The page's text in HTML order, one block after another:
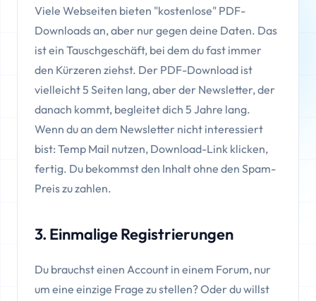
Viele Webseiten bieten "kostenlose" PDF-
Downloads an, aber nur gegen deine Daten. Das
ist ein Tauschgeschäft, bei dem du fast immer
den Kürzeren ziehst. Der PDF-Download ist
vielleicht 5 Seiten lang, aber der Newsletter, der
danach kommt, begleitet dich 5 Jahre lang.
Wenn du an dem Newsletter nicht interessiert
bist: Temp Mail nutzen, Download-Link klicken,
fertig. Du bekommst den Inhalt ohne den Spam-
Preis zu zahlen.
3. Einmalige Registrierungen
Du brauchst einen Account in einem Forum, nur
um eine einzige Frage zu stellen? Oder du willst